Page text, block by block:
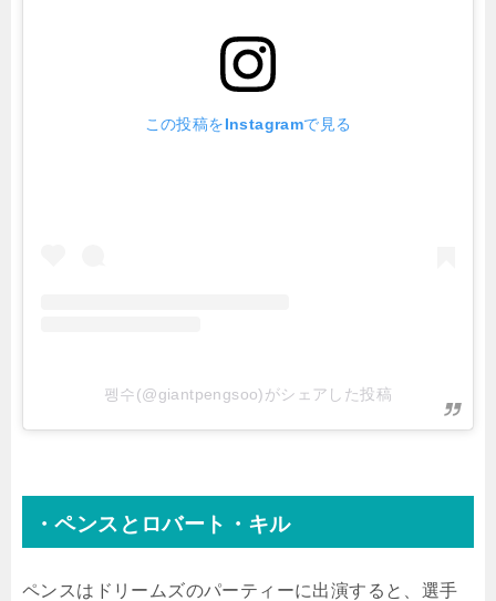
この投稿をInstagramで見る
펭수(@giantpengsoo)がシェアした投稿
・ペンスとロバート・キル
ペンスはドリームズのパーティーに出演すると、選手